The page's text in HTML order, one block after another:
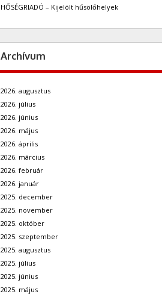
HŐSÉGRIADÓ – Kijelölt hűsölőhelyek
Archívum
2026. augusztus
2026. július
2026. június
2026. május
2026. április
2026. március
2026. február
2026. január
2025. december
2025. november
2025. október
2025. szeptember
2025. augusztus
2025. július
2025. június
2025. május